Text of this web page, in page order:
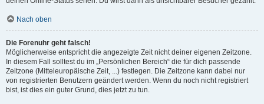
Nach oben
Die Forenuhr geht falsch!
Möglicherweise entspricht die angezeigte Zeit nicht deiner eigenen Zeitzone.
In diesem Fall solltest du im „Persönlichen Bereich“ die für dich passende
Zeitzone (Mitteleuropäische Zeit, ...) festlegen. Die Zeitzone kann dabei nur
von registrierten Benutzern geändert werden. Wenn du noch nicht registriert
bist, ist dies ein guter Grund, dies jetzt zu tun.